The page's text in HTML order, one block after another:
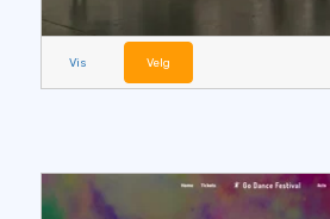
Vis Velg